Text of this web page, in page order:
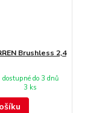
Brushless 2,4
dostupné do 3 dnů
3 ks